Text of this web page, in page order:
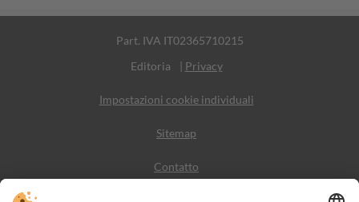
Part. IVA IT02365710215
Editoria
| Privacy
Impostazioni cookie individuali
Sitemap
Contatto